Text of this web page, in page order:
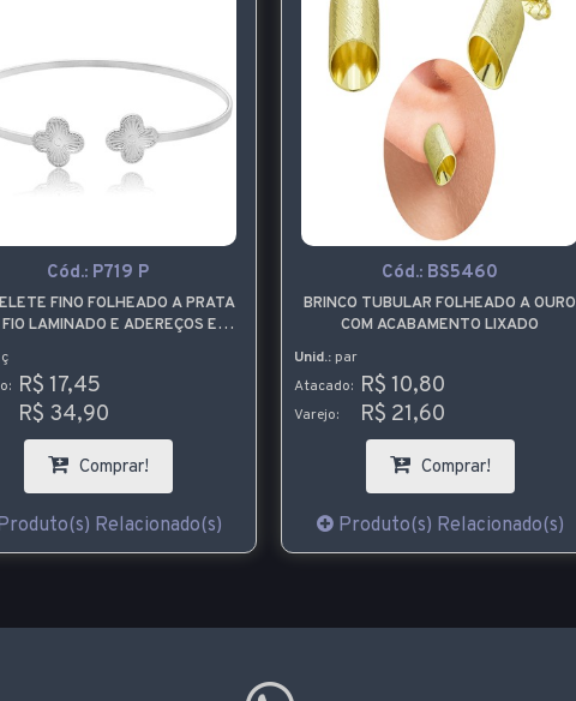
Cód.: P719 P
FINO FOLHEADO A PRATA
LAMINADO E ADEREÇOS EM
R$ 17,45
R$ 34,90
Comprar!
Relacionado(s)
Cód.: BS5460
BRINCO TUBULAR FOLHEADO A OURO
COM ACABAMENTO LIXADO
Unid.: par
Atacado: R$ 10,80
Varejo: R$ 21,60
Comprar!
Produto(s) Relacionado(s)